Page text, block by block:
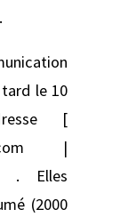
le 10
[
|
Elles
(2000